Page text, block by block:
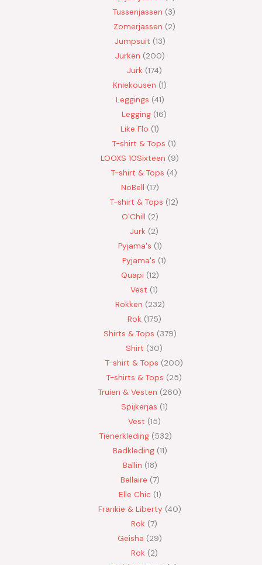
Tussenjassen
3
Zomerjassen 2
Jumpsuit 13
Jurken 200
Jurk 174
Kniekousen 1
Leggings 41
Legging 16
Like Flo 1
T-shirt & Tops 1
LOOXS 10Sixteen
9
T-shirt & Tops 4
NoBell 17
T-shirt & Tops 12
O'Chill 2
Jurk 2
Pyjama's 1
Pyjama's 1
Quapi 12
Vest 1
Rokken 232
Rok 175
Shirts & Tops 379
Shirt
30
T-shirt & Tops
200
T-shirts & Tops
25
Truien & Vesten
260
Spijkerjas 1
Vest 15
Tienerkleding 532
Badkleding 11
Ballin 18
Bellaire 7
Elle Chic 1
Frankie & Liberty 40
Rok 7
Geisha
29
Rok 2